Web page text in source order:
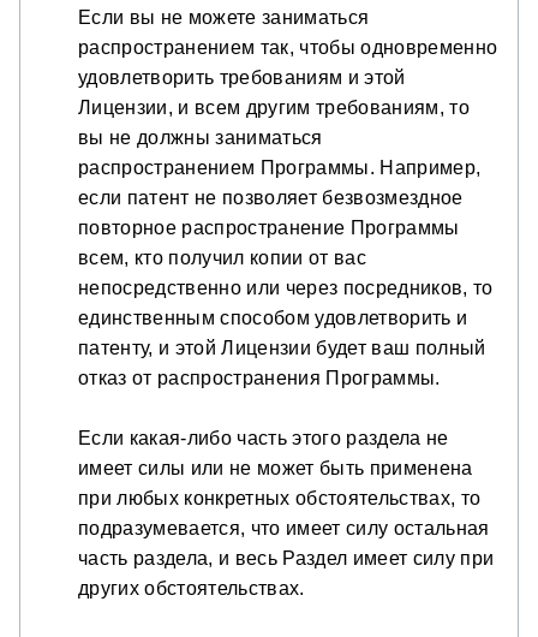
Если вы не можете заниматься
распространением так, чтобы одновременно
удовлетворить требованиям и этой
Лицензии, и всем другим требованиям, то
вы не должны заниматься
распространением Программы. Например,
если патент не позволяет безвозмездное
повторное распространение Программы
всем, кто получил копии от вас
непосредственно или через посредников, то
единственным способом удовлетворить и
патенту, и этой Лицензии будет ваш полный
отказ от распространения Программы.
Если какая-либо часть этого раздела не
имеет силы или не может быть применена
при любых конкретных обстоятельствах, то
подразумевается, что имеет силу остальная
часть раздела, и весь Раздел имеет силу при
других обстоятельствах.